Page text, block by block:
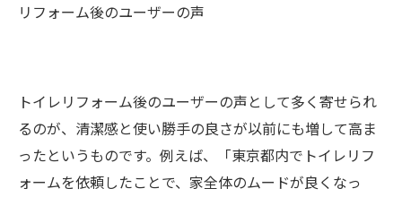
リフォーム後のユーザーの声
トイレリフォーム後のユーザーの声として多く寄せられ
るのが、清潔感と使い勝手の良さが以前にも増して高ま
ったというものです。例えば、「東京都内でトイレリフ
ォームを依頼したことで、家全体のムードが良くなっ